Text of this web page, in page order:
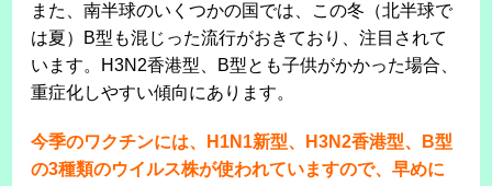
また、南半球のいくつかの国では、この冬（北半球で
は夏）B型も混じった流行がおきており、注目されて
います。H3N2香港型、B型とも子供がかかった場合、
重症化しやすい傾向にあります。
今季のワクチンには、H1N1新型、H3N2香港型、B型
の3種類のウイルス株が使われていますので、早めに